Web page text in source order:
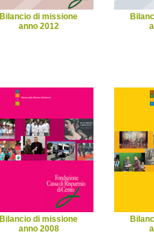
Bilancio di missione
anno 2012
Bilancio di missione
anno 2008